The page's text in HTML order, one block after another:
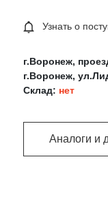
Узнать о
г.Воронеж,
г.Воронеж,
Склад: нет
Аналоги и